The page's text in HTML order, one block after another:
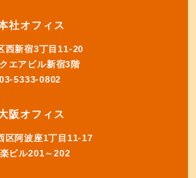
社オフィス
西新宿3丁目11-20
エアビル新宿3階
5333-0802
阪オフィス
区阿波座1丁目11-17
ビル201～202